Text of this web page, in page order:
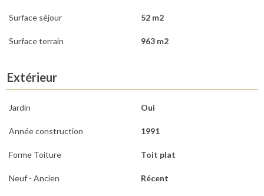
Surface séjour 52 m2
Surface terrain 963 m2
Extérieur
Jardin Oui
Année construction 1991
Forme Toiture Toit plat
Neuf - Ancien Récent